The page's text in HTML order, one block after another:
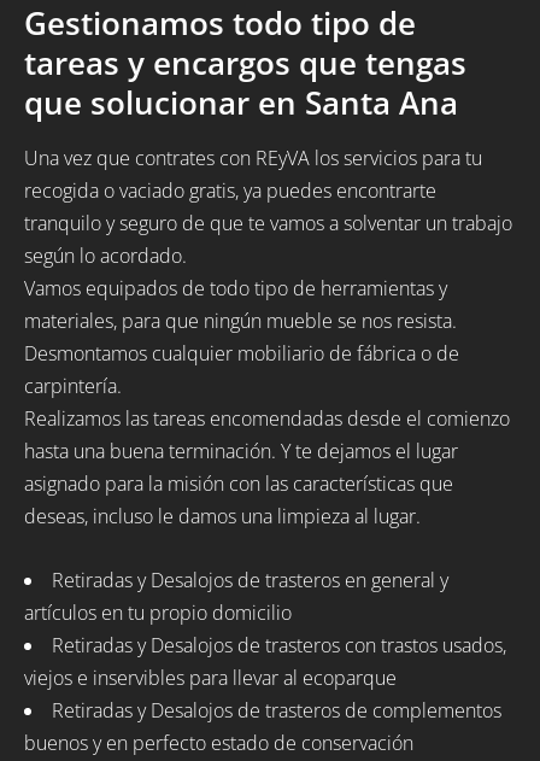
Gestionamos todo tipo de
tareas y encargos que tengas
que solucionar en Santa Ana
Una vez que contrates con REyVA los servicios para tu
recogida o vaciado gratis, ya puedes encontrarte
tranquilo y seguro de que te vamos a solventar un trabajo
según lo acordado.
Vamos equipados de todo tipo de herramientas y
materiales, para que ningún mueble se nos resista.
Desmontamos cualquier mobiliario de fábrica o de
carpintería.
Realizamos las tareas encomendadas desde el comienzo
hasta una buena terminación. Y te dejamos el lugar
asignado para la misión con las características que
deseas, incluso le damos una limpieza al lugar.
Retiradas y Desalojos de trasteros en general y
artículos en tu propio domicilio
Retiradas y Desalojos de trasteros con trastos usados,
viejos e inservibles para llevar al ecoparque
Retiradas y Desalojos de trasteros de complementos
buenos y en perfecto estado de conservación